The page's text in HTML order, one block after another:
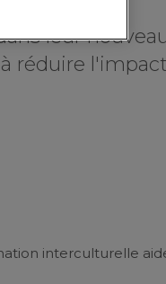
leur
réduire
interculturelle